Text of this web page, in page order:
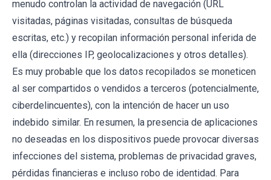
menudo controlan la actividad de navegación (URL
visitadas, páginas visitadas, consultas de búsqueda
escritas, etc.) y recopilan información personal inferida de
ella (direcciones IP, geolocalizaciones y otros detalles).
Es muy probable que los datos recopilados se moneticen
al ser compartidos o vendidos a terceros (potencialmente,
ciberdelincuentes), con la intención de hacer un uso
indebido similar. En resumen, la presencia de aplicaciones
no deseadas en los dispositivos puede provocar diversas
infecciones del sistema, problemas de privacidad graves,
pérdidas financieras e incluso robo de identidad. Para